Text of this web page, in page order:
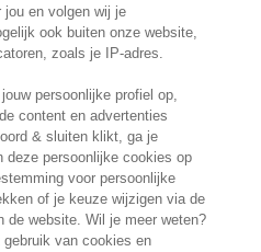
klaar om je te
jou en volgen wij je
ook buiten onze website,
zoals je IP-adres.
persoonlijke profiel op,
content en advertenties
& sluiten klikt, ga je
deze persoonlijke cookies op
voor persoonlijke
of je keuze wijzigen via de
de website. Wil je meer weten?
van cookies en